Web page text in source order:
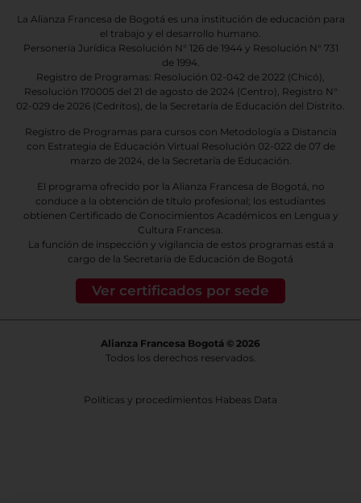
La Alianza Francesa de Bogotá es una institución de educación para
el trabajo y el desarrollo humano.
Personería Jurídica Resolución N° 126 de 1944 y Resolución N° 731
de 1994.
Registro de Programas: Resolución 02-042 de 2022 (Chicó),
Resolución 170005 del 21 de agosto de 2024 (Centro), Registro N°
02-029 de 2026 (Cedritos), de la Secretaría de Educación del Distrito.
Registro de Programas para cursos con Metodología a Distancia
con Estrategia de Educación Virtual Resolución 02-022 de 07 de
marzo de 2024, de la Secretaría de Educación.
El programa ofrecido por la Alianza Francesa de Bogotá, no
conduce a la obtención de título profesional; los estudiantes
obtienen Certificado de Conocimientos Académicos en Lengua y
Cultura Francesa.
La función de inspección y vigilancia de estos programas está a
cargo de la Secretaría de Educación de Bogotá
Ver certificados por sede
Alianza Francesa Bogotá © 2026
Todos los derechos reservados.
Políticas y procedimientos Habeas Data